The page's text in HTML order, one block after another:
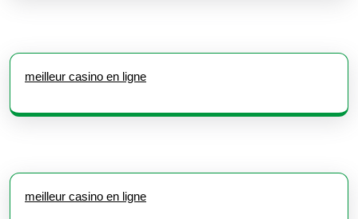
meilleur casino en ligne
meilleur casino en ligne